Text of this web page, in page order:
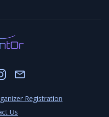
Registration
Us